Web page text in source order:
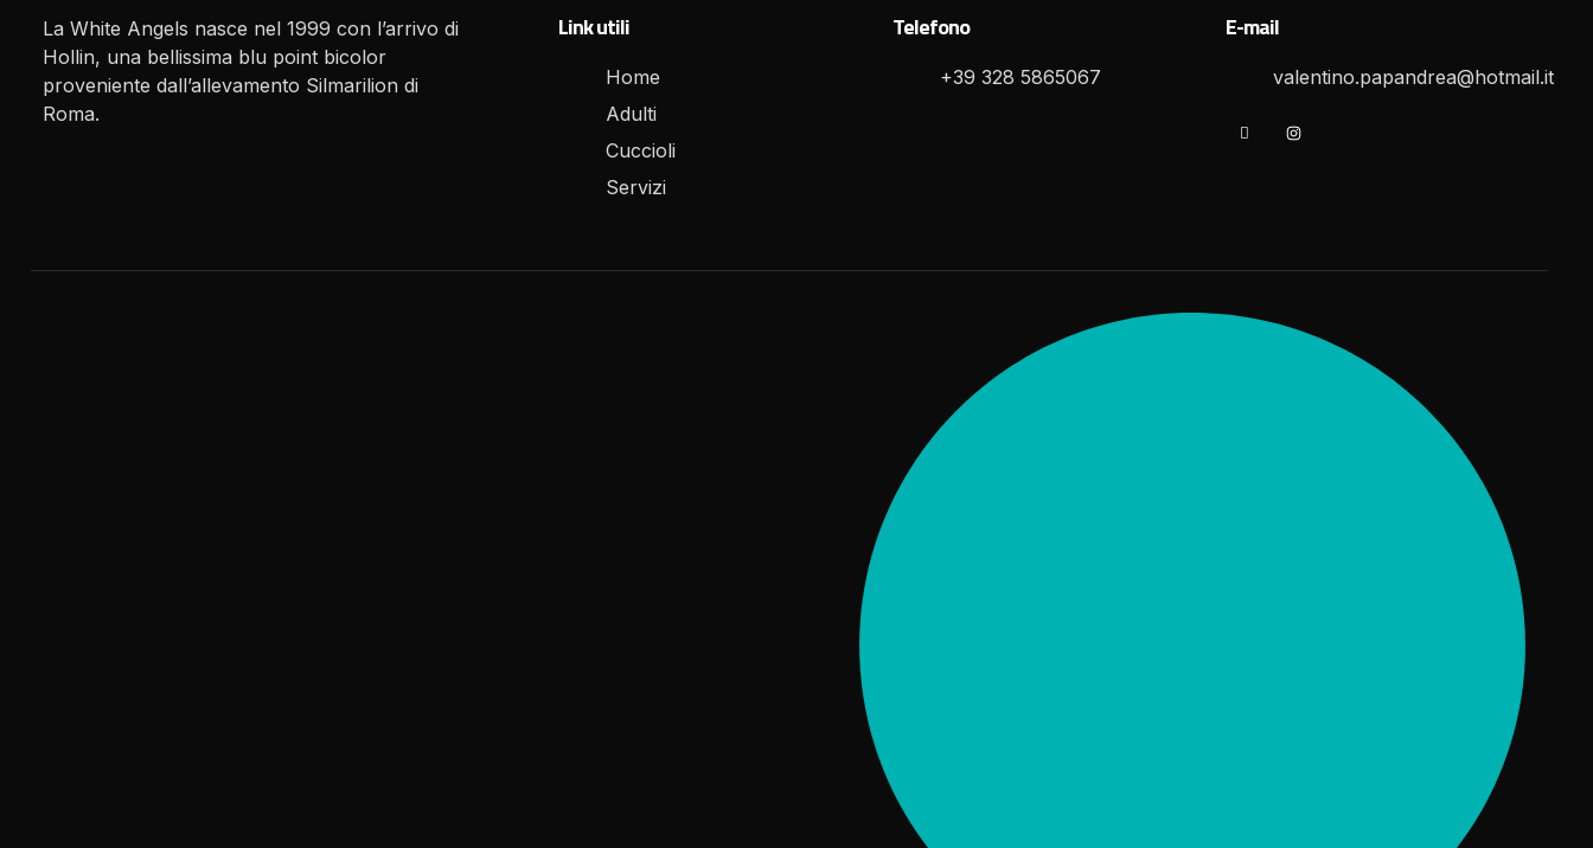
La White Angels nasce nel 1999 con l’arrivo di
Hollin, una bellissima blu point bicolor
proveniente dall’allevamento Silmarilion di
Roma.
Link utili
Home
Adulti
Cuccioli
Servizi
Telefono
+39 328 5865067
E-mail
valentino.papandrea@hotmail.it